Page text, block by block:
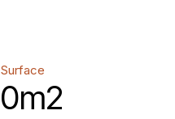
Surface
0m2